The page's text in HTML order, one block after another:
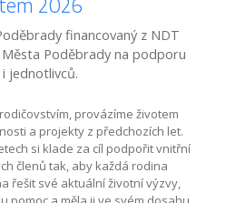
2026
financovaný z NDT
Poděbrady na podporu
jednotlivců.
provázíme životem
a projekty z předchozích let.
si klade za cíl podpořit vnitřní
členů tak, aby každá rodina
řešit své aktuální životní výzvy,